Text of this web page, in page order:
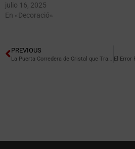
julio 16, 2025
En «Decoració»
PREVIOUS
La Puerta Corredera de Cristal que Transforma tu Cocina en Vilanova del Camí.